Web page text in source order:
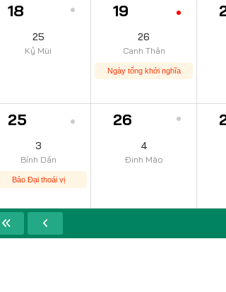
18
25
Kỷ Mùi
19
26
Canh Thân
Ngày tổng khởi nghĩa
25
3
Bính Dần
Bảo Đại thoái vị
26
4
Đinh Mão